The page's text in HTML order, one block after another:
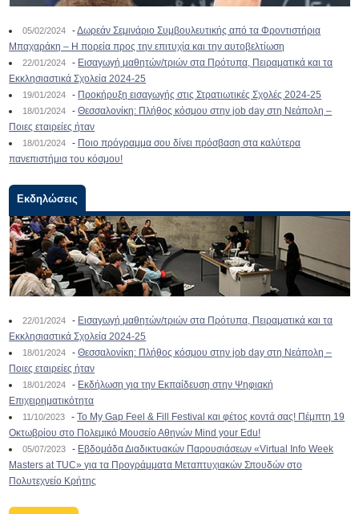
05/02/2024 -Δωρεάν Σεμινάριο Συμβουλευτικής από τα Φροντιστήρια
Μπαχαράκη – Η πορεία προς την επιτυχία και την αυτοβελτίωση
22/01/2024 - Εισαγωγή μαθητών/τριών στα Πρότυπα, Πειραματικά και τα
Εκκλησιαστικά Σχολεία 2024-25
19/01/2024 - Προκήρυξη εισαγωγής στις Στρατιωτικές Σχολές 2024-25
18/01/2024 -Θεσσαλονίκη: Πλήθος κόσμου στην job day στη Νεάπολη –
Ποιες εταιρείες ήταν
18/01/2024 - Ποιο πρόγραμμα σου δίνει πρόσβαση στα καλύτερα
πανεπιστήμια του κόσμου!
Εκδηλώσεις
22/01/2024 - Εισαγωγή μαθητών/τριών στα Πρότυπα, Πειραματικά και τα
Εκκλησιαστικά Σχολεία 2024-25
18/01/2024 -Θεσσαλονίκη: Πλήθος κόσμου στην job day στη Νεάπολη –
Ποιες εταιρείες ήταν
18/01/2024 - Εκδήλωση για την Εκπαίδευση στην Ψηφιακή
Επιχειρηματικότητα
11/10/2023 -To My Gap Feel & Fill Festival και φέτος κοντά σας! Πέμπτη 19
Οκτωβρίου στο Πολεμικό Μουσείο Αθηνών Mind your Edu!
05/07/2023 - Εβδομάδα Διαδικτυακών Παρουσιάσεων «Virtual Info Week
Masters at TUC» για τα Προγράμματα Μεταπτυχιακών Σπουδών στο
Πολυτεχνείο Κρήτης